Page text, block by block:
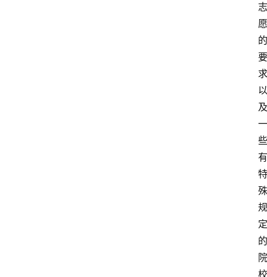
志
愿
的
要
求
以
及
一
些
有
特
殊
规
定
的
院
校